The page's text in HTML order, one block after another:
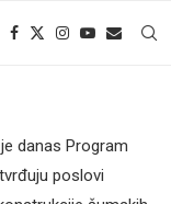
danas Program
poslovi